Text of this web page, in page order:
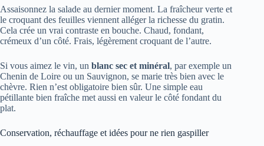
Assaisonnez la salade au dernier moment. La fraîcheur verte et
le croquant des feuilles viennent alléger la richesse du gratin.
Cela crée un vrai contraste en bouche. Chaud, fondant,
crémeux d’un côté. Frais, légèrement croquant de l’autre.
Si vous aimez le vin, un blanc sec et minéral, par exemple un
Chenin de Loire ou un Sauvignon, se marie très bien avec le
chèvre. Rien n’est obligatoire bien sûr. Une simple eau
pétillante bien fraîche met aussi en valeur le côté fondant du
plat.
Conservation, réchauffage et idées pour ne rien gaspiller